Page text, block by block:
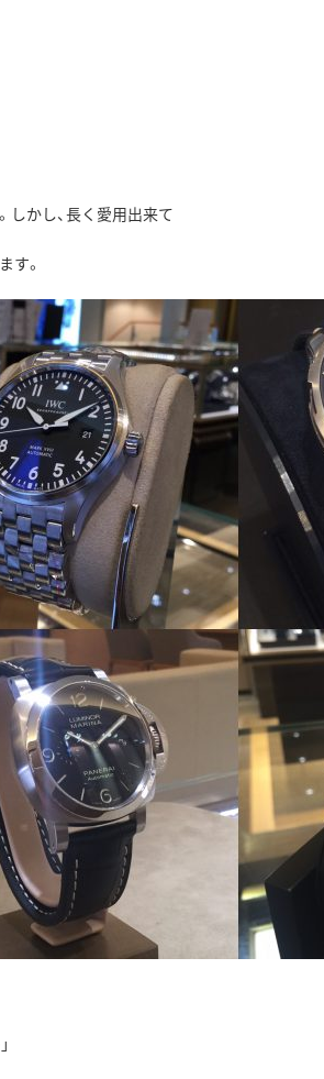
しかし、長く愛用出来て
す。